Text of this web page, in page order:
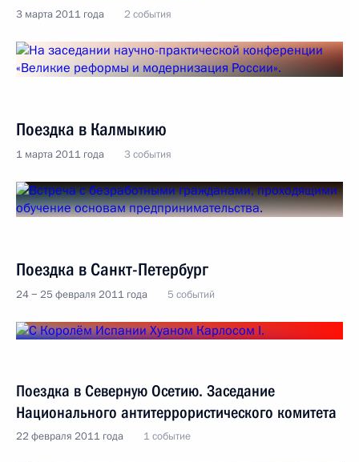
3 марта 2011 года 2 события
Поездка в Калмыкию
1 марта 2011 года 3 события
Поездка в Санкт-Петербург
24 − 25 февраля 2011 года 5 событий
Поездка в Северную Осетию. Заседание
Национального антитеррористического комитета
22 февраля 2011 года 1 событие